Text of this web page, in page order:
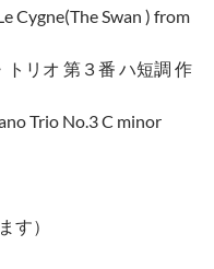
Cygne(The Swan ) from
リオ 第３番 ハ短調 作
Trio No.3 C minor
す）